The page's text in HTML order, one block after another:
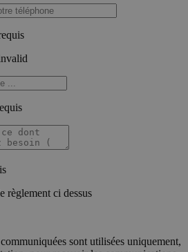
règlement ci dessus
sont utilisées uniquement,